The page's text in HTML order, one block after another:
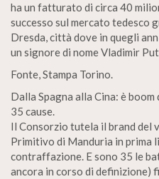
ha un fatturato di circa 40
successo sul mercato tedesco
Dresda, città dove in quegli
un signore di nome Vladimir
Fonte, Stampa Torino.
Dalla Spagna alla Cina: è
35 cause.
Il Consorzio tutela il brand del
Primitivo di Manduria in prima
contraffazione. E sono 35 le
ancora in corso di definizione)